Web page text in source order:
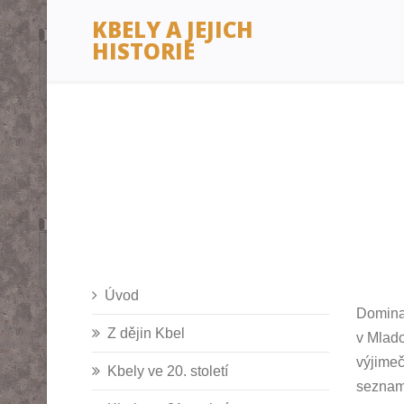
KBELY A JEJICH
HISTORIE
Úvod
Z dějin Kbel
Kbely ve 20. století
v